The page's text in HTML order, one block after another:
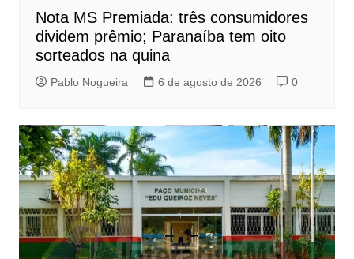
Nota MS Premiada: três consumidores
dividem prêmio; Paranaíba tem oito
sorteados na quina
Pablo Nogueira 6 de agosto de 2026 0